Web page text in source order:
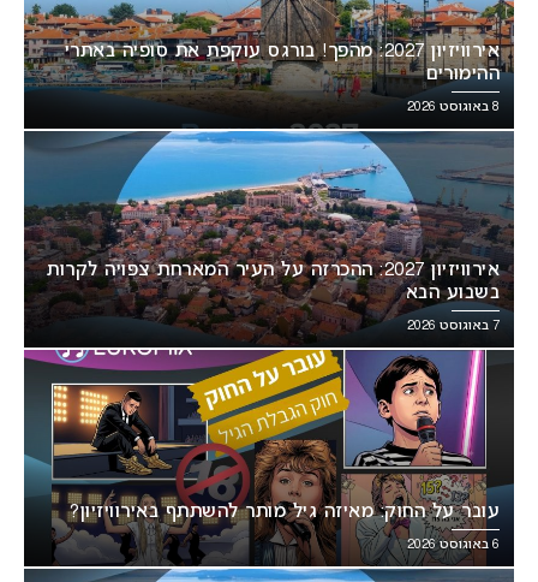
אירוויזיון 2027: מהפך! בורגס עוקפת את סופיה באתרי
ההימורים
8 באוגוסט 2026
אירוויזיון 2027: ההכרזה על העיר המארחת צפויה לקרות
בשבוע הבא
7 באוגוסט 2026
עובר על החוק: מאיזה גיל מותר להשתתף באירוויזיון?
6 באוגוסט 2026